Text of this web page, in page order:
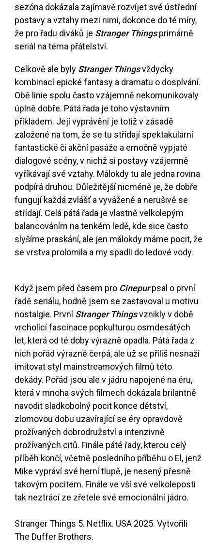
sezóna dokázala zajímavě rozvíjet své ústřední
postavy a vztahy mezi nimi, dokonce do té míry,
že pro řadu diváků je Stranger Things primárně
seriál na téma přátelství.
Celkově ale byly Stranger Thingsvždycky
kombinací epické fantasy a dramatu o dospívání.
Obě linie spolu často vzájemně nekomunikovaly
úplně dobře. Pátá řada je toho výstavním
příkladem. Její vyprávění je totiž v zásadě
založené na tom, že se tu střídají spektakulární
fantastické či akční pasáže a emočně vypjaté
dialogové scény, v nichž si postavy vzájemně
vyříkávají své vztahy. Málokdy tu ale jedna rovina
podpírá druhou. Důležitější nicméně je, že dobře
fungují každá zvlášť a vyváženě a nerušivě se
střídají. Celá pátá řada je vlastně velkolepým
balancováním na tenkém ledě, kde sice často
slyšíme praskání, ale jen málokdy máme pocit, že
se vrstva prolomila a my spadli do ledové vody.
Když jsem před časem pro Cinepurpsal o první
řadě seriálu, hodně jsem se zastavoval u motivu
nostalgie. PrvníStranger Thingsvznikly v době
vrcholící fascinace popkulturou osmdesátých
let, která od té doby výrazně opadla. Pátá řada z
nich pořád výrazně čerpá, ale už se příliš nesnaží
imitovat styl mainstreamových filmů této
dekády. Pořád jsou ale v jádru napojené na éru,
která v mnoha svých filmech dokázala brilantně
navodit sladkobolný pocit konce dětství,
zlomovou dobu uzavírající se éry opravdově
prožívaných dobrodružství a intenzivně
prožívaných citů. Finále páté řady, kterou celý
příběh končí, včetně posledního příběhu o El, jenž
Mike vypráví své herní tlupě, je nesený přesně
takovým pocitem. Finále ve vší své velkoleposti
tak neztrácí ze zřetele své emocionální jádro.
Stranger Things 5. Netflix. USA 2025. Vytvořili
The Duffer Brothers.